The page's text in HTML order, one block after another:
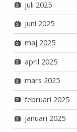
juli 2025
juni 2025
maj 2025
april 2025
mars 2025
februari 2025
januari 2025